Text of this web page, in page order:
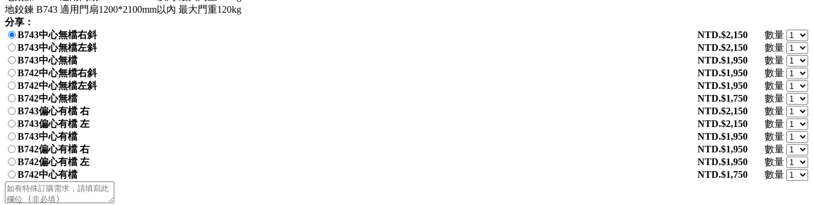
地鉸鍊 B743 適用門扇1200*2100mm以內 最大門重120kg
分享：
B743中心無檔右斜
NTD.$2,150
數量
B743中心無檔左斜
NTD.$2,150
數量
B743中心無檔
NTD.$1,950
數量
B742中心無檔右斜
NTD.$1,950
數量
B742中心無檔左斜
NTD.$1,950
數量
B742中心無檔
NTD.$1,750
數量
B743偏心有檔 右
NTD.$2,150
數量
B743偏心有檔 左
NTD.$2,150
數量
B743中心有檔
NTD.$1,950
數量
B742偏心有檔 右
NTD.$1,950
數量
B742偏心有檔 左
NTD.$1,950
數量
B742中心有檔
NTD.$1,750 數量